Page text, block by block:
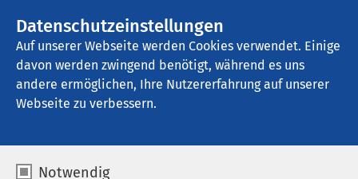
Datenschutzeinstellungen
Auf unserer Webseite werden Cookies verwendet. Einige
davon werden zwingend benötigt, während es uns
andere ermöglichen, Ihre Nutzererfahrung auf unserer
Webseite zu verbessern.
Notwendig
AMEOS Zentrum für Psychosomatik Wien
Offene Gruppen